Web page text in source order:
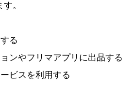
。
る
ンやフリマアプリに出品する
ビスを利用する